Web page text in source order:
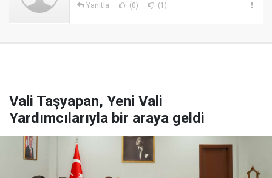
Yanıtla (0) (1)
Vali Taşyapan, Yeni Vali
Yardımcılarıyla bir araya geldi